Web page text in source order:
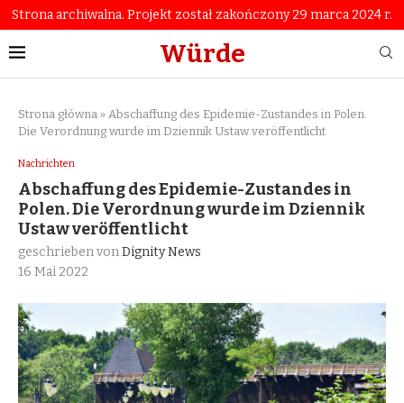
Strona archiwalna. Projekt został zakończony 29 marca 2024 r.
Würde
Strona główna » Abschaffung des Epidemie-Zustandes in Polen.
Die Verordnung wurde im Dziennik Ustaw veröffentlicht
Nachrichten
Abschaffung des Epidemie-Zustandes in
Polen. Die Verordnung wurde im Dziennik
Ustaw veröffentlicht
geschrieben vonDignity News
16 Mai 2022